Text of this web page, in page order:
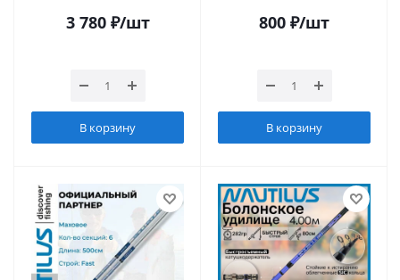
3 780₽/шт
В корзину
800 ₽/шт
В корзину